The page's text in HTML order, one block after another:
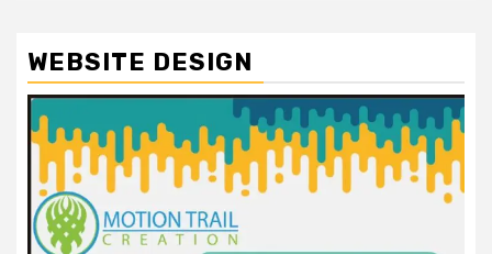
WEBSITE DESIGN